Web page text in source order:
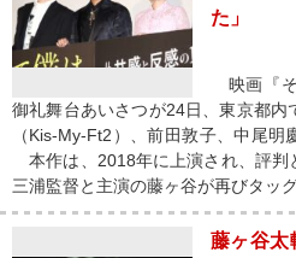
た」
映画『
御礼舞台あいさつが24日、東京都
（Kis-My-Ft2）、前田敦子、中尾明
本作は、2018年に上演され、評判
三浦監督と主演の藤ヶ谷が再びタッ
藤ヶ谷太